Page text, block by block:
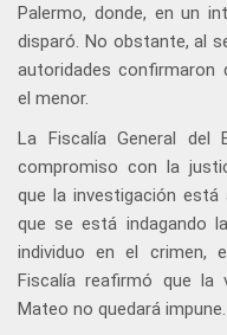
Palermo, donde, en un
disparó. No obstante, al
autoridades
el menor.
La Fiscalía General del
compromiso con la
que la investigación está
que se está indagando
individuo en el crimen,
Fiscalía reafirmó que
Mateo no quedará impune.